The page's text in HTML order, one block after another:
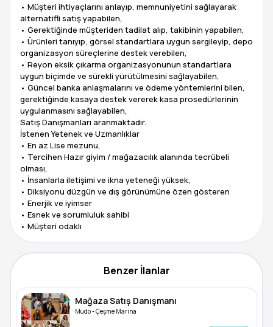
• Müşteri ihtiyaçlarını anlayıp, memnuniyetini sağlayarak
alternatifli satış yapabilen,
• Gerektiğinde müşteriden tadilat alıp, takibinin yapabilen,
• Ürünleri tanıyıp, görsel standartlara uygun sergileyip, depo
organizasyon süreçlerine destek verebilen,
• Reyon eksik çıkarma organizasyonunun standartlara
uygun biçimde ve sürekli yürütülmesini sağlayabilen,
• Güncel banka anlaşmalarını ve ödeme yöntemlerini bilen,
gerektiğinde kasaya destek vererek kasa prosedürlerinin
uygulanmasını sağlayabilen,
Satış Danışmanları aranmaktadır.
İstenen Yetenek ve Uzmanlıklar
• En az Lise mezunu,
• Tercihen Hazır giyim / mağazacılık alanında tecrübeli
olması,
• İnsanlarla iletişimi ve ikna yeteneği yüksek,
• Diksiyonu düzgün ve dış görünümüne özen gösteren
• Enerjik ve iyimser
• Esnek ve sorumluluk sahibi
• Müşteri odaklı
Benzer İlanlar
Mağaza Satış Danışmanı
Mudo - Çeşme Marina